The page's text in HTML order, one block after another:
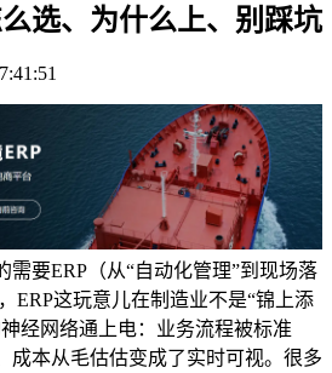
选、为什么上、别踩坑
需要ERP（从“自动化管理”到现场落
ERP这玩意儿在制造业不是“锦上添
经网络通上电：业务流程被标准
成本从毛估估变成了实时可视。很多